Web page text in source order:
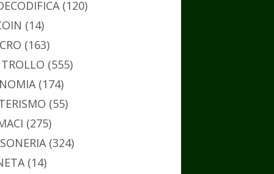
(120)
(14)
(163)
(555)
(174)
(55)
(275)
(324)
(14)